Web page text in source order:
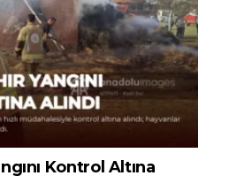
Kontrol Altına